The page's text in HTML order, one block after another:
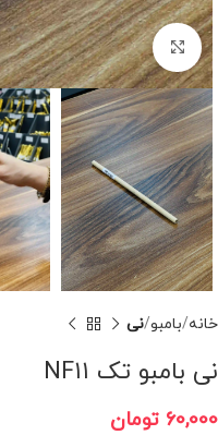
برای بزرگنمایی کلیک کنید
خانه بامبو نی
نی بامبو تک NF۱۱
60,000 تومان